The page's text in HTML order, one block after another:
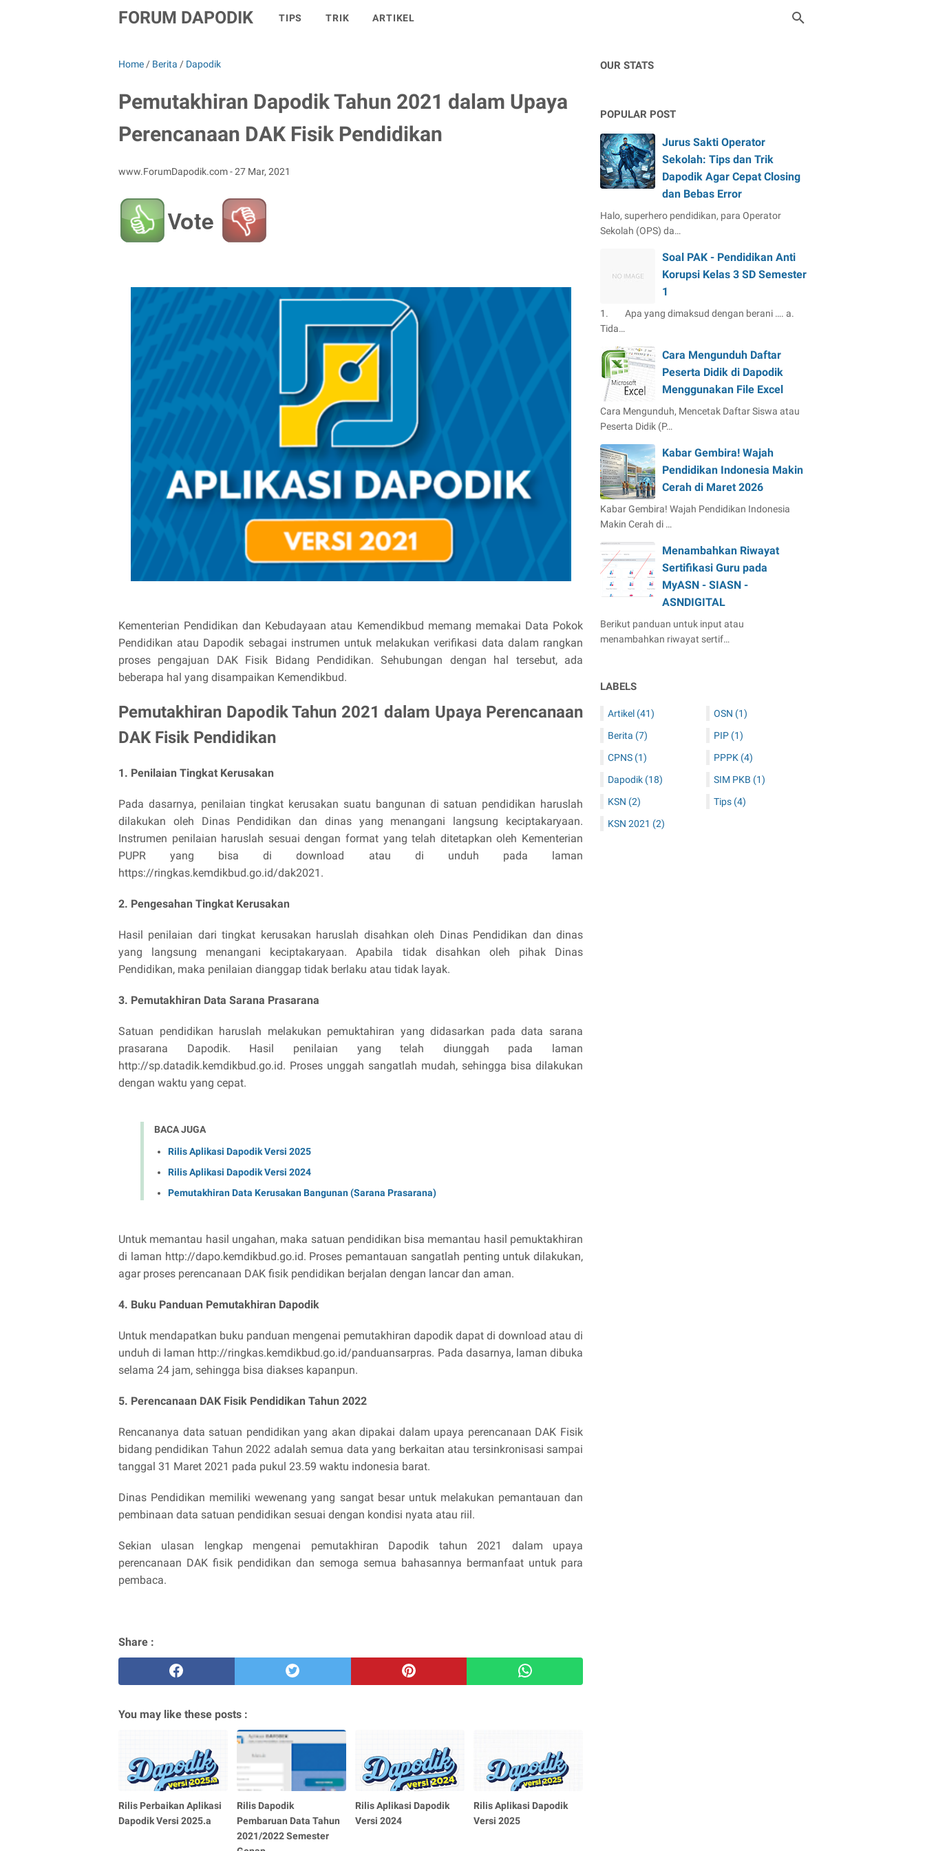
FORUM DAPODIK TIPS TRIK ARTIKEL
Home / Berita / Dapodik
Pemutakhiran Dapodik Tahun 2021 dalam Upaya
Perencanaan DAK Fisik Pendidikan
www.ForumDapodik.com -27 Mar, 2021
Vote
Kementerian Pendidikan dan Kebudayaan atau Kemendikbud memang memakai Data Pokok
Pendidikan atau Dapodik sebagai instrumen untuk melakukan verifikasi data dalam rangkan
proses pengajuan DAK Fisik Bidang Pendidikan. Sehubungan dengan hal tersebut, ada
beberapa hal yang disampaikan Kemendikbud.
Pemutakhiran Dapodik Tahun 2021 dalam Upaya Perencanaan
DAK Fisik Pendidikan
1. Penilaian Tingkat Kerusakan
Pada dasarnya, penilaian tingkat kerusakan suatu bangunan di satuan pendidikan haruslah
dilakukan oleh Dinas Pendidikan dan dinas yang menangani langsung keciptakaryaan.
Instrumen penilaian haruslah sesuai dengan format yang telah ditetapkan oleh Kementerian
PUPR yang bisa di download atau di unduh pada laman
https://ringkas.kemdikbud.go.id/dak2021.
2. Pengesahan Tingkat Kerusakan
Hasil penilaian dari tingkat kerusakan haruslah disahkan oleh Dinas Pendidikan dan dinas
yang langsung menangani keciptakaryaan. Apabila tidak disahkan oleh pihak Dinas
Pendidikan, maka penilaian dianggap tidak berlaku atau tidak layak.
3. Pemutakhiran Data Sarana Prasarana
Satuan pendidikan haruslah melakukan pemuktahiran yang didasarkan pada data sarana
prasarana Dapodik. Hasil penilaian yang telah diunggah pada laman
http://sp.datadik.kemdikbud.go.id. Proses unggah sangatlah mudah, sehingga bisa dilakukan
dengan waktu yang cepat.
BACA JUGA
Rilis Aplikasi Dapodik Versi 2025
Rilis Aplikasi Dapodik Versi 2024
Pemutakhiran Data Kerusakan Bangunan (Sarana Prasarana)
Untuk memantau hasil ungahan, maka satuan pendidikan bisa memantau hasil pemuktakhiran
di laman http://dapo.kemdikbud.go.id. Proses pemantauan sangatlah penting untuk dilakukan,
agar proses perencanaan DAK fisik pendidikan berjalan dengan lancar dan aman.
4. Buku Panduan Pemutakhiran Dapodik
Untuk mendapatkan buku panduan mengenai pemutakhiran dapodik dapat di download atau di
unduh di laman http://ringkas.kemdikbud.go.id/panduansarpras. Pada dasarnya, laman dibuka
selama 24 jam, sehingga bisa diakses kapanpun.
5. Perencanaan DAK Fisik Pendidikan Tahun 2022
Rencananya data satuan pendidikan yang akan dipakai dalam upaya perencanaan DAK Fisik
bidang pendidikan Tahun 2022 adalah semua data yang berkaitan atau tersinkronisasi sampai
tanggal 31 Maret 2021 pada pukul 23.59 waktu indonesia barat.
Dinas Pendidikan memiliki wewenang yang sangat besar untuk melakukan pemantauan dan
pembinaan data satuan pendidikan sesuai dengan kondisi nyata atau riil.
Sekian ulasan lengkap mengenai pemutakhiran Dapodik tahun 2021 dalam upaya
perencanaan DAK fisik pendidikan dan semoga semua bahasannya bermanfaat untuk para
pembaca.
Share :
You may like these posts :
Rilis Perbaikan Aplikasi
Dapodik Versi 2025.a
Rilis Dapodik
Pembaruan Data Tahun
2021/2022 Semester
Rilis Aplikasi Dapodik
Versi 2024
Rilis Aplikasi Dapodik
Versi 2025
OUR STATS
POPULAR POST
Jurus Sakti Operator
Sekolah: Tips dan Trik
Dapodik Agar Cepat Closing
dan Bebas Error
Halo, superhero pendidikan, para Operator
Sekolah (OPS) da…
Soal PAK - Pendidikan Anti
Korupsi Kelas 3 SD Semester
1
1. Apa yang dimaksud dengan berani …. a.
Tida…
Cara Mengunduh Daftar
Peserta Didik di Dapodik
Menggunakan File Excel
Cara Mengunduh, Mencetak Daftar Siswa atau
Peserta Didik (P…
Kabar Gembira! Wajah
Pendidikan Indonesia Makin
Cerah di Maret 2026
Kabar Gembira! Wajah Pendidikan Indonesia
Makin Cerah di …
Menambahkan Riwayat
Sertifikasi Guru pada
MyASN - SIASN -
ASNDIGITAL
Berikut panduan untuk input atau
menambahkan riwayat sertif…
LABELS
Artikel (41)
Berita (7)
CPNS (1)
Dapodik (18)
KSN (2)
KSN 2021 (2)
OSN (1)
PIP (1)
PPPK (4)
SIM PKB (1)
Tips (4)